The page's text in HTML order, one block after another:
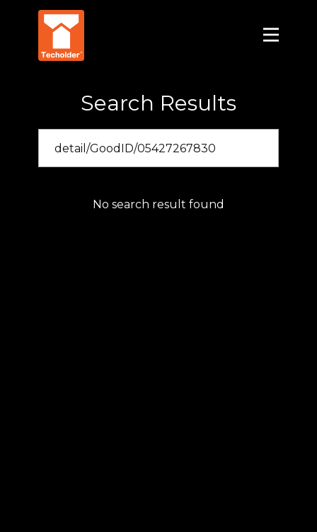
Search Results
No search result found